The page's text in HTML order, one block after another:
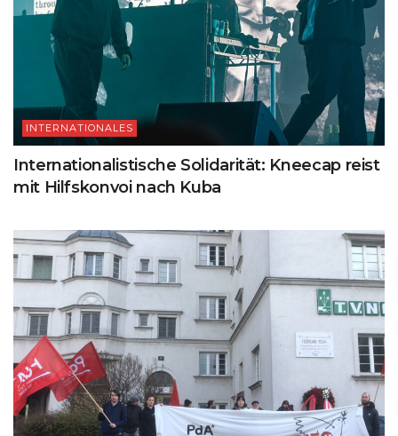
INTERNATIONALES
Internationalistische Solidarität: Kneecap reist
mit Hilfskonvoi nach Kuba